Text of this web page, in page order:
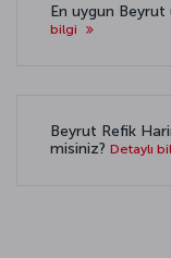
En uygun Beyrut
bilgi
Beyrut Refik
misiniz? Detaylı